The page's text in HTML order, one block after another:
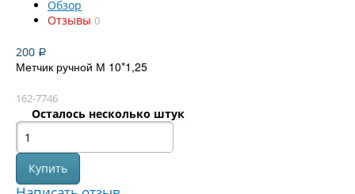
Обзор
Отзывы 0
200 Р
Метчик ручной М 10*1,25
162-7746
Осталось несколько штук